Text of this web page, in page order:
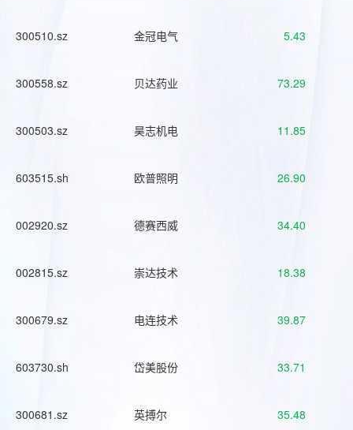
300510.sz 金冠电气 5.43
300558.sz 贝达药业 73.29
300503.sz 昊志机电 11.85
603515.sh 欧普照明 26.90
002920.sz 德赛西威 34.40
002815.sz 崇达技术 18.38
300679.sz 电连技术 39.87
603730.sh 岱美股份 33.71
300681.sz 英搏尔 35.48